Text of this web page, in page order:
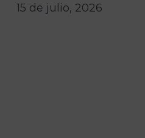
15 de julio, 2026